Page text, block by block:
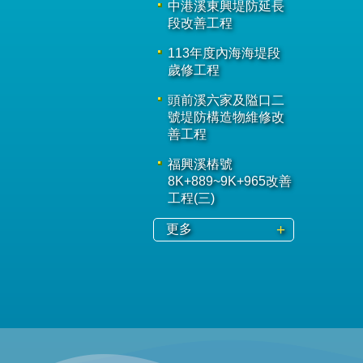
中港溪東興堤防延長
段改善工程
113年度內海海堤段
歲修工程
頭前溪六家及隘口二
號堤防構造物維修改
善工程
福興溪樁號
8K+889~9K+965改善
工程(三)
更多